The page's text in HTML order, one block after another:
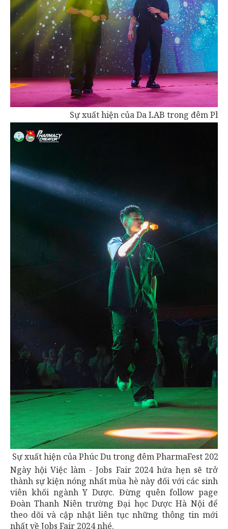
Sự xuất hiện của Da LAB trong đêm
Sự xuất hiện của Phúc Du trong đêm PharmaFest 2023
Ngày hội Việc làm - Jobs Fair 2024 hứa hẹn sẽ trở
thành sự kiện nóng nhất mùa hè này đối với các sinh
viên khối ngành Y Dược. Đừng quên follow page
Đoàn Thanh Niên trường Đại học Dược Hà Nội để
theo dõi và cập nhật liên tục những thông tin mới
nhất về Jobs Fair 2024 nhé.